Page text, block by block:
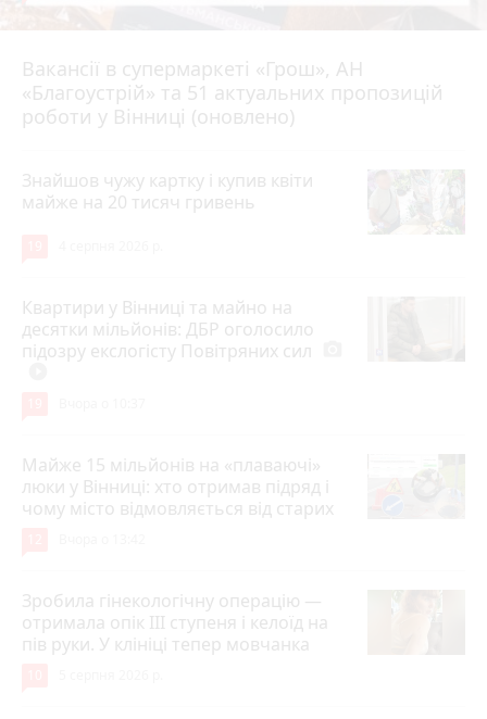
Вакансії в супермаркеті «Грош», АН
«Благоустрій» та 51 актуальних пропозицій
роботи у Вінниці (оновлено)
4 серпня 2026 р.
Знайшов чужу картку і купив квіти
майже на 20 тисяч гривень
Квартири у Вінниці та майно на
десятки мільйонів: ДБР оголосило
підозру екслогісту Повітряних сил
Майже 15 мільйонів на «плаваючі»
люки у Вінниці: хто отримав підряд і
чому місто відмовляється від старих
Зробила гінекологічну операцію —
отримала опік ІІІ ступеня і келоїд на
пів руки. У клініці тепер мовчанка